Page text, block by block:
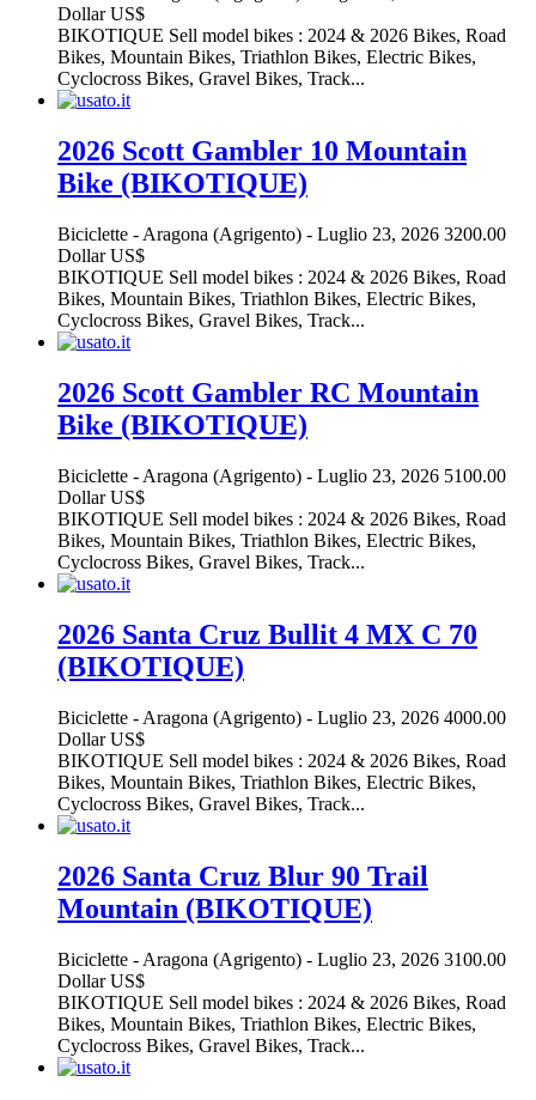
Dollar US$
BIKOTIQUE Sell model bikes : 2024 & 2026 Bikes, Road
Bikes, Mountain Bikes, Triathlon Bikes, Electric Bikes,
Cyclocross Bikes, Gravel Bikes, Track...
2026 Scott Gambler 10 Mountain
Bike (BIKOTIQUE)
Biciclette - Aragona (Agrigento) - Luglio 23, 2026 3200.00
Dollar US$
BIKOTIQUE Sell model bikes : 2024 & 2026 Bikes, Road
Bikes, Mountain Bikes, Triathlon Bikes, Electric Bikes,
Cyclocross Bikes, Gravel Bikes, Track...
2026 Scott Gambler RC Mountain
Bike (BIKOTIQUE)
Biciclette - Aragona (Agrigento) - Luglio 23, 2026 5100.00
Dollar US$
BIKOTIQUE Sell model bikes : 2024 & 2026 Bikes, Road
Bikes, Mountain Bikes, Triathlon Bikes, Electric Bikes,
Cyclocross Bikes, Gravel Bikes, Track...
2026 Santa Cruz Bullit 4 MX C 70
(BIKOTIQUE)
Biciclette - Aragona (Agrigento) - Luglio 23, 2026 4000.00
Dollar US$
BIKOTIQUE Sell model bikes : 2024 & 2026 Bikes, Road
Bikes, Mountain Bikes, Triathlon Bikes, Electric Bikes,
Cyclocross Bikes, Gravel Bikes, Track...
2026 Santa Cruz Blur 90 Trail
Mountain (BIKOTIQUE)
Biciclette - Aragona (Agrigento) - Luglio 23, 2026 3100.00
Dollar US$
BIKOTIQUE Sell model bikes : 2024 & 2026 Bikes, Road
Bikes, Mountain Bikes, Triathlon Bikes, Electric Bikes,
Cyclocross Bikes, Gravel Bikes, Track...